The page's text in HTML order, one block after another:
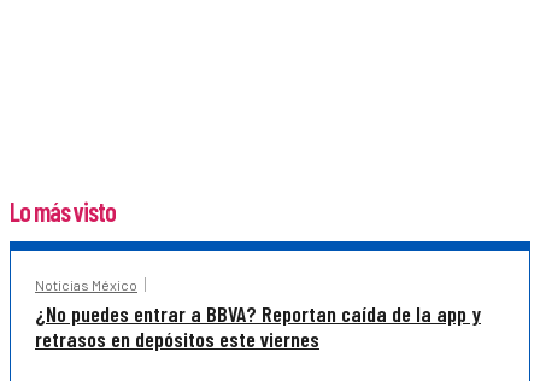
Lo más visto
Noticias México
¿No puedes entrar a BBVA? Reportan caída de la app y
retrasos en depósitos este viernes